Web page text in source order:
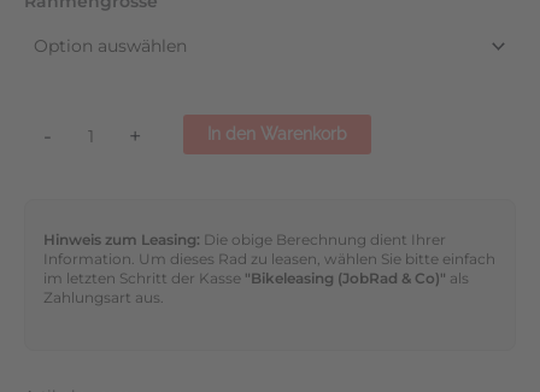
- + In den Warenkorb
Hinweis zum Leasing: Die obige Berechnung dient Ihrer
Information. Um dieses Rad zu leasen, wählen Sie bitte einfach
im letzten Schritt der Kasse "Bikeleasing (JobRad & Co)" als
Zahlungsart aus.